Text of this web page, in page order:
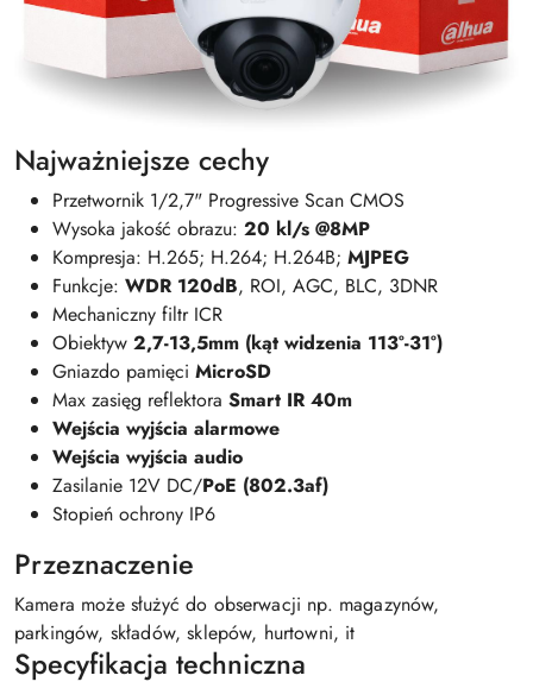
Najważniejsze cechy
Przetwornik 1/2,7" Progressive Scan CMOS
Wysoka jakość obrazu: 20 kl/s @8MP
Kompresja: H.265; H.264; H.264B; MJPEG
Funkcje: WDR 120dB, ROI, AGC, BLC, 3DNR
Mechaniczny filtr ICR
Obiektyw 2,7-13,5mm (kąt widzenia 113°-31°)
Gniazdo pamięci MicroSD
Max zasięg reflektora Smart IR 40m
Wejścia wyjścia alarmowe
Wejścia wyjścia audio
Zasilanie 12V DC/PoE (802.3af)
Stopień ochrony IP6
Przeznaczenie
Kamera może służyć do obserwacji np. magazynów,
parkingów, składów, sklepów, hurtowni, it
Specyfikacja techniczna